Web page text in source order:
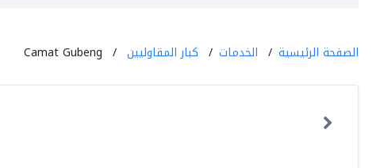
الصفحة الرئيسية الخدمات كبار المقاوليين Camat Gubeng